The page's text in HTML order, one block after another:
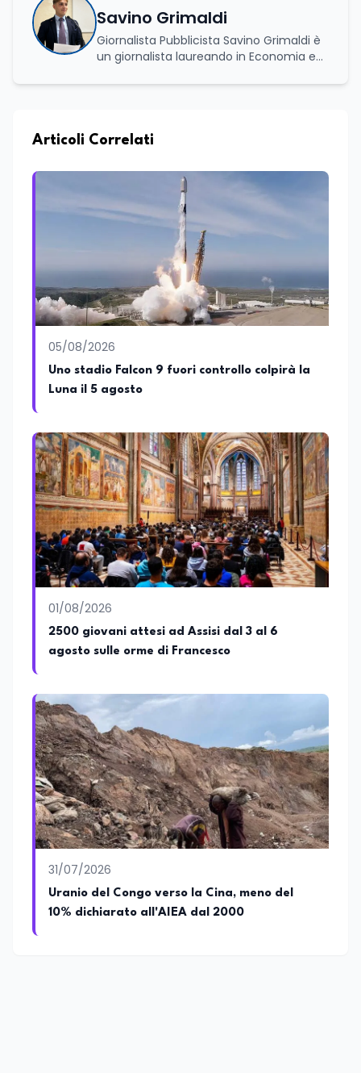
Savino Grimaldi
Giornalista Pubblicista Savino Grimaldi è
un giornalista laureando in Economia e
maturata nel settore della formazione.
professionale, distinguendosi per una
attive del lavoro e delle dinamiche che
legano istruzione, occupazione e
sviluppo delle competenze. Alla
preparazione economica e professionale
affianca una grande passione per la
lettura e per il giornalismo, che ne
arricchiscono il profilo umano e
culturale. Spazia con disinvoltura tra
diverse tematiche, offrendo sempre il
proprio punto di vista con equilibrio,
sensibilità e spirito critico.
Articoli Correlati
05/08/2026
Uno stadio Falcon 9 fuori controllo colpirà la
Luna il 5 agosto
01/08/2026
2500 giovani attesi ad Assisi dal 3 al 6
agosto sulle orme di Francesco
31/07/2026
Uranio del Congo verso la Cina, meno del
10% dichiarato all'AIEA dal 2000